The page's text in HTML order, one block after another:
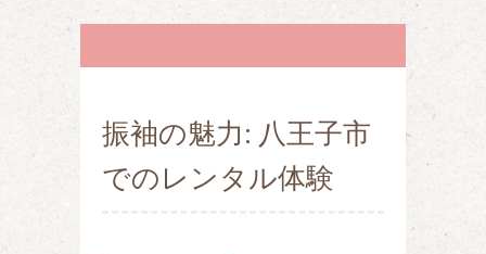
振袖の魅力: 八王子市
でのレンタル体験